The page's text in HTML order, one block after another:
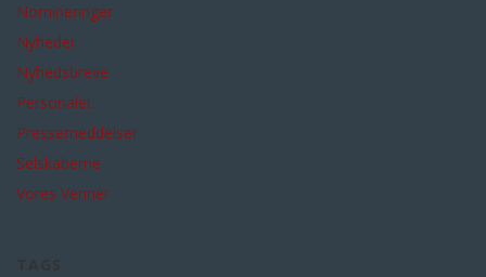
Nomineringer
Nyheder
Nyhedsbreve
Personalet
Pressemeddelser
Selskaberne
Vores Venner